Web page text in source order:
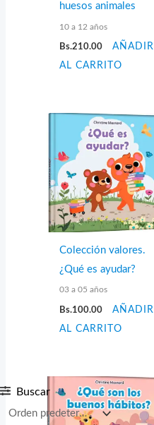
Buscar
huesos animales
10 a 12 años
Bs.210.00
AÑADIR
AL CARRITO
Colección valores.
¿Qué es ayudar?
03 a 05 años
Bs.100.00
AÑADIR
AL CARRITO